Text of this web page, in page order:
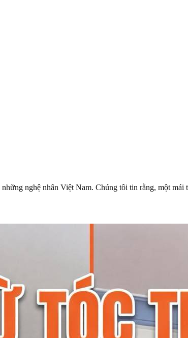
nghệ nhân Việt Nam. Chúng tôi tin rằng, một